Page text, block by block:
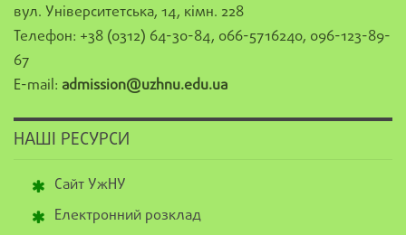
вул. Університетська, 14, кімн. 228
Телефон: +38 (0312) 64-30-84, 066-5716240, 096-123-89-
67
E-mail: admission@uzhnu.edu.ua
НАШІ РЕСУРСИ
Сайт УжНУ
Електронний розклад